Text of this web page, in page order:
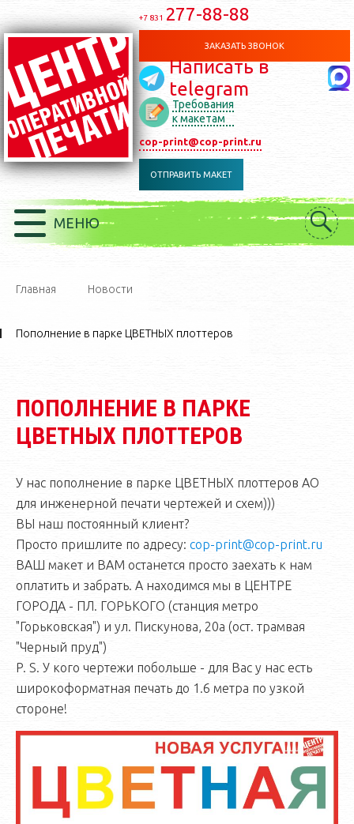
+7 831 277-88-88
ЗАКАЗАТЬ ЗВОНОК
Написать в
telegram
Требования
к макетам
cop-print@cop-print.ru
ОТПРАВИТЬ МАКЕТ
МЕНЮ
Главная Новости
Пополнение в парке ЦВЕТНЫХ плоттеров
ПОПОЛНЕНИЕ В ПАРКЕ
ЦВЕТНЫХ ПЛОТТЕРОВ
У нас пополнение в парке ЦВЕТНЫХ плоттеров АО
для инженерной печати чертежей и схем)))
ВЫ наш постоянный клиент?
Просто пришлите по адресу: cop-print@cop-print.ru
ВАШ макет и ВАМ останется просто заехать к нам
оплатить и забрать. А находимся мы в ЦЕНТРЕ
ГОРОДА - ПЛ. ГОРЬКОГО (станция метро
"Горьковская") и ул. Пискунова, 20а (ост. трамвая
"Черный пруд")
P. S. У кого чертежи побольше - для Вас у нас есть
широкоформатная печать до 1.6 метра по узкой
стороне!